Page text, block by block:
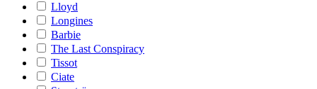
Lloyd
Longines
Barbie
The Last Conspiracy
Tissot
Ciate